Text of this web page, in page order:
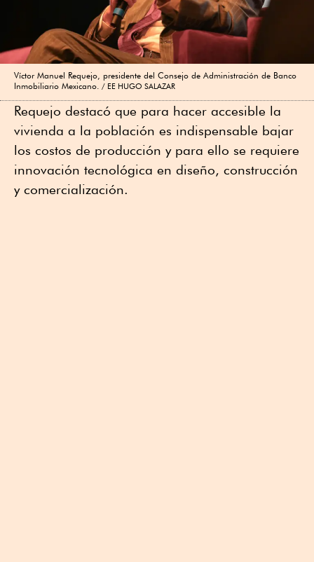
Víctor Manuel Requejo, presidente del Consejo de Administración de Banco
Inmobiliario Mexicano.
EE HUGO SALAZAR
Requejo destacó que para hacer accesible la
vivienda a la población es indispensable bajar
los costos de producción y para ello se requiere
innovación tecnológica en diseño, construcción
y comercialización.